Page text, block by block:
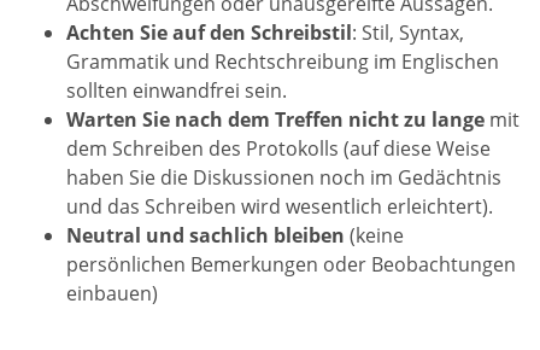
Achten Sie auf den Schreibstil: Stil, Syntax,
Grammatik und Rechtschreibung im Englischen
sollten einwandfrei sein.
Warten Sie nach dem Treffen nicht zu lange mit
dem Schreiben des Protokolls (auf diese Weise
haben Sie die Diskussionen noch im Gedächtnis
und das Schreiben wird wesentlich erleichtert).
Neutral und sachlich bleiben (keine
persönlichen Bemerkungen oder Beobachtungen
einbauen)